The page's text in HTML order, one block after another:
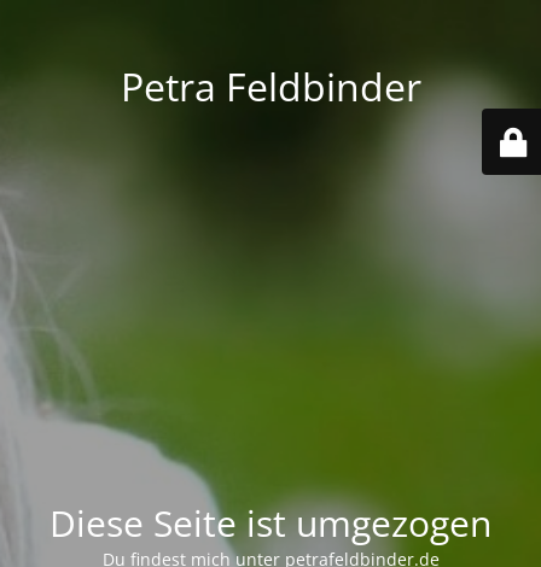
Petra Feldbinder
Diese Seite ist umgezogen
Du findest mich unter petrafeldbinder.de